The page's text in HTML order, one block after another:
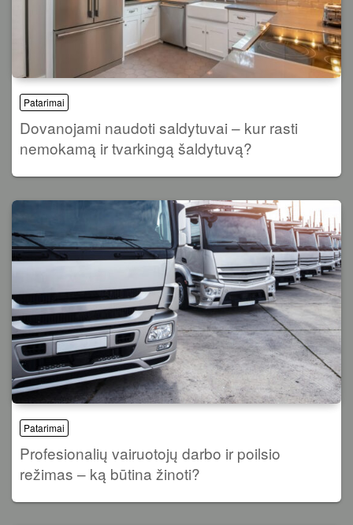
Patarimai
Dovanojami naudoti saldytuvai – kur rasti
nemokamą ir tvarkingą šaldytuvą?
Patarimai
Profesionalių vairuotojų darbo ir poilsio
režimas – ką būtina žinoti?